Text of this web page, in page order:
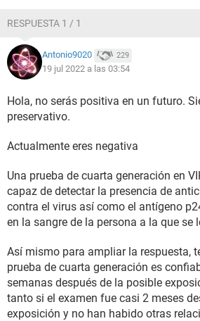
RESPUESTA 1 / 1
Antonio9020 229
19 jul 2022 a las 03:54
Hola, no serás positiva en un futuro.
preservativo.
Actualmente eres negativa
Una prueba de cuarta generación en
capaz de detectar la presencia de
contra el virus así como el antígeno
en la sangre de la persona a la que se
Así mismo para ampliar la respuesta,
prueba de cuarta generación es
semanas después de la posible
tanto si el examen fue casi 2 meses
exposición y no han habido otras